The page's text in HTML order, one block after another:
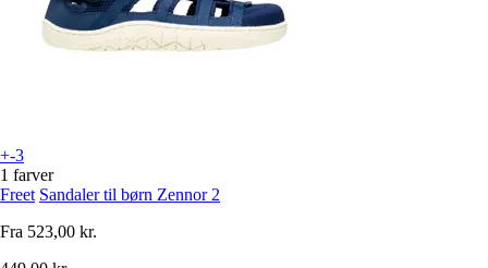
+-3
1 farver
Freet Sandaler til børn Zennor 2
Fra 523,00 kr.